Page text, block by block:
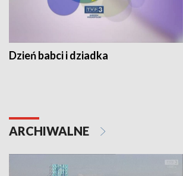
Dzień babci i dziadka
ARCHIWALNE